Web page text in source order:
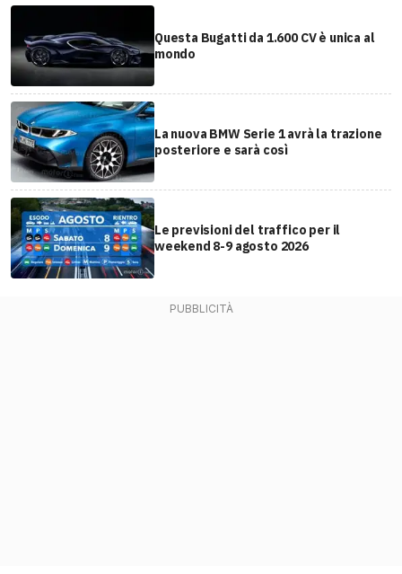
Questa Bugatti da 1.600 CV è unica al
mondo
La nuova BMW Serie 1 avrà la trazione
posteriore e sarà così
Le previsioni del traffico per il
weekend 8-9 agosto 2026